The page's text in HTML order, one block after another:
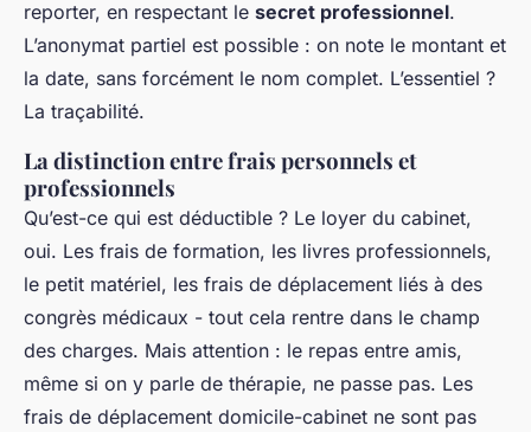
reporter, en respectant le secret professionnel.
L’anonymat partiel est possible : on note le montant et
la date, sans forcément le nom complet. L’essentiel ?
La traçabilité.
La distinction entre frais personnels et
professionnels
Qu’est-ce qui est déductible ? Le loyer du cabinet,
oui. Les frais de formation, les livres professionnels,
le petit matériel, les frais de déplacement liés à des
congrès médicaux - tout cela rentre dans le champ
des charges. Mais attention : le repas entre amis,
même si on y parle de thérapie, ne passe pas. Les
frais de déplacement domicile-cabinet ne sont pas